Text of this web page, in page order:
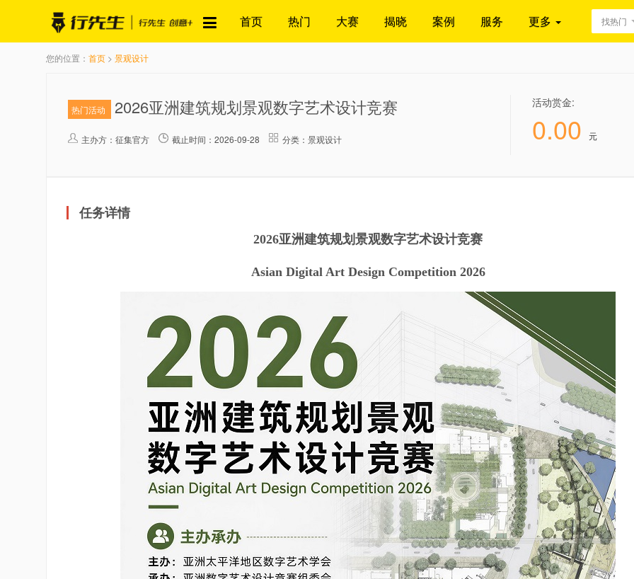
首页 热门 大赛 揭晓 案例 服务 更多 找热门
您的位置： 首页 > 景观设计
热门活动 2026亚洲建筑规划景观数字艺术设计竞赛
主办方： 征集官方 截止时间：2026-09-28 分类：景观设计
活动赏金:
0.00 元
任务详情
2026亚洲建筑规划景观数字艺术设计竞赛
Asian Digital Art Design Competition 2026